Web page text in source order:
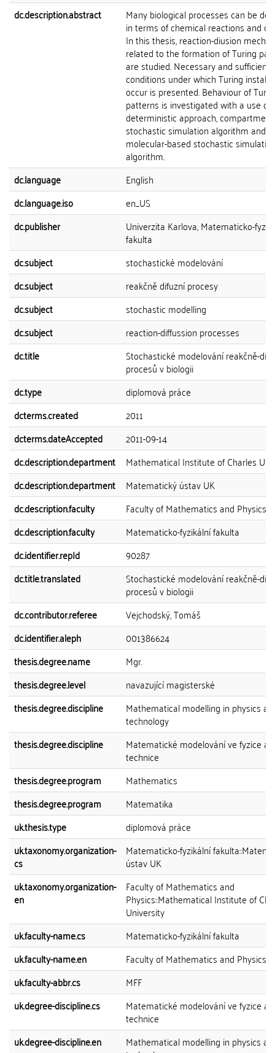
dc.description.abstract
Many biological processes can be
in terms of chemical reactions and
In this thesis, reaction-diusion
related to the formation of Turing
are studied. Necessary and sufficient
conditions under which Turing
occur is presented. Behaviour of
patterns is investigated with a use of
deterministic approach,
stochastic simulation algorithm and
molecular-based stochastic
algorithm.
dc.language
English
dc.language.iso
en_US
dc.publisher
Univerzita Karlova, Matematicko-
fakulta
dc.subject
stochastické modelování
dc.subject
reakčně difuzní procesy
dc.subject
stochastic modelling
dc.subject
reaction-diffussion processes
dc.title
Stochastické modelování reakčně-
procesů v biologii
dc.type
diplomová práce
dcterms.created
2011
dcterms.dateAccepted
2011-09-14
dc.description.department
Mathematical Institute of Charles
dc.description.department
Matematický ústav UK
dc.description.faculty
Faculty of Mathematics and Physics
dc.description.faculty
Matematicko-fyzikální fakulta
dc.identifier.repId
90287
dc.title.translated
Stochastické modelování reakčně-
procesů v biologii
dc.contributor.referee
Vejchodský, Tomáš
dc.identifier.aleph
001386624
thesis.degree.name
Mgr.
thesis.degree.level
navazující magisterské
thesis.degree.discipline
Mathematical modelling in physics
technology
thesis.degree.discipline
Matematické modelování ve fyzice a
technice
thesis.degree.program
Mathematics
thesis.degree.program
Matematika
uk.thesis.type
diplomová práce
uk.taxonomy.organization-
cs
Matematicko-fyzikální
ústav UK
uk.taxonomy.organization-
en
Faculty of Mathematics and
Physics::Mathematical Institute of
University
uk.faculty-name.cs
Matematicko-fyzikální fakulta
uk.faculty-name.en
Faculty of Mathematics and Physics
uk.faculty-abbr.cs
MFF
uk.degree-discipline.cs
Matematické modelování ve fyzice a
technice
uk.degree-discipline.en
Mathematical modelling in physics